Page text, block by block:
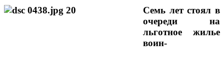
Семь лет стоял в
очереди на
льготное жилье
воин-